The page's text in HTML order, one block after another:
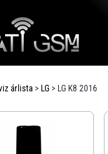
árlista > LG > LG K8 2016